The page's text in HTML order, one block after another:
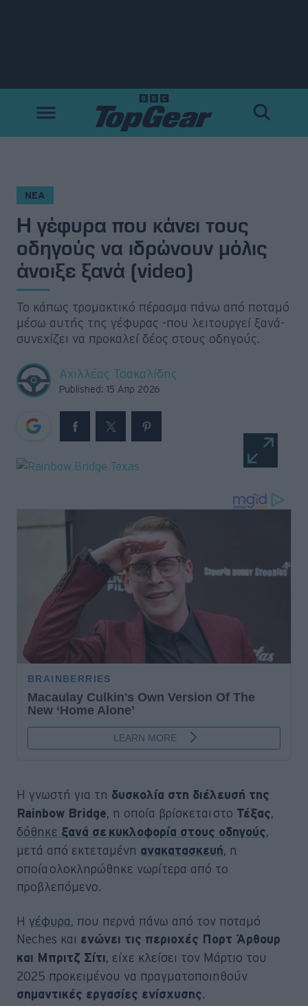
ΝΕΑ
Η γέφυρα που κάνει τους
οδηγούς να ιδρώνουν μόλις
άνοιξε ξανά (video)
Το κάπως τρομακτικό πέρασμα πάνω από ποταμό
μέσω αυτής της γέφυρας -που λειτουργεί ξανά-
συνεχίζει να προκαλεί δέος στους οδηγούς.
Αχιλλέας Τσακαλίδης
Published: 15 Απρ 2026
Η γνωστή για τη δυσκολία στη διέλευσή της
Rainbow Bridge, η οποία βρίσκεται στο Τέξας,
δόθηκε ξανά σε κυκλοφορία στους οδηγούς,
μετά από εκτεταμένη ανακατασκευή, η
οποία ολοκληρώθηκε νωρίτερα από το
προβλεπόμενο.
Η γέφυρα, που περνά πάνω από τον ποταμό
Neches και ενώνει τις περιοχές Πορτ Άρθουρ
και Μπριτζ Σίτι, είχε κλείσει τον Μάρτιο του
2025 προκειμένου να πραγματοποιηθούν
σημαντικές εργασίες ενίσχυσης.
Δοκιμές
Motorsport
Άποψη
Viral
Big Reads
Retro
Moto
Gaming
Συνεντεύξεις